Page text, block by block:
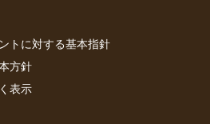
トに対する基本指針
方針
表示